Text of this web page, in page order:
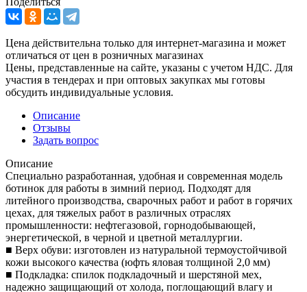
Цена действительна только для интернет-магазина и может
отличаться от цен в розничных магазинах
Цены, представленные на сайте, указаны с учетом НДС. Для
участия в тендерах и при оптовых закупках мы готовы
обсудить индивидуальные условия.
Описание
Отзывы
Задать вопрос
Описание
Специально разработанная, удобная и современная модель
ботинок для работы в зимний период. Подходят для
литейного производства, сварочных работ и работ в горячих
цехах, для тяжелых работ в различных отраслях
промышленности: нефтегазовой, горнодобывающей,
энергетической, в черной и цветной металлургии.
■ Верх обуви: изготовлен из натуральной термоустойчивой
кожи высокого качества (юфть яловая толщиной 2,0 мм)
■ Подкладка: спилок подкладочный и шерстяной мех,
надежно защищающий от холода, поглощающий влагу и